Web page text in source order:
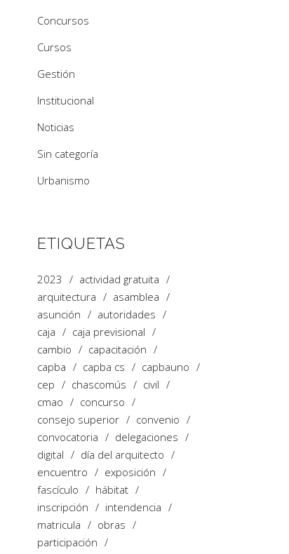
Concursos
Cursos
Gestión
Institucional
Noticias
Sin categoría
Urbanismo
ETIQUETAS
2023
actividad gratuita
arquitectura
asamblea
asunción
autoridades
caja
caja previsional
cambio
capacitación
capba
capba cs
capbauno
cep
chascomús
civil
cmao
concurso
consejo superior
convenio
convocatoria
delegaciones
digital
día del arquitecto
encuentro
exposición
fascículo
hábitat
inscripción
intendencia
matricula
obras
participación